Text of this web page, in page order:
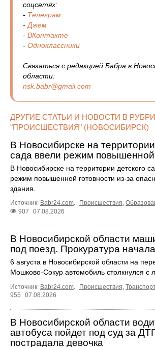
соцсетях:
- Телеграм
- Джем
- ВКонтакте
- Одноклассники
Связаться с редакцией Бабра в
области:
nsk.babr@gmail.com
ДРУГИЕ СТАТЬИ И НОВОСТИ В
"ПРОИСШЕСТВИЯ" (НОВОСИБИРСК)
В Новосибирске на территории
сада ввели режим повышенной
В Новосибирске на территории детского
режим повышенной готовности из-за
здания.
Источник: Babr24.com. Происшествия,
907
07.08.2026
В Новосибирской области
под поезд. Прокуратура
6 августа в Новосибирской области на
Мошково-Сокур автомобиль столкнулся с
Источник: Babr24.com. Происшествия,
955
07.08.2026
В Новосибирской области
автобуса пойдет под суд за
пострадала девочка